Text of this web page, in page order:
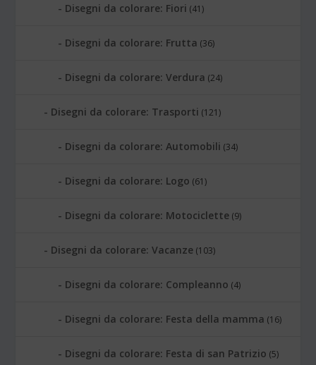
Disegni da colorare: Fiori (41)
Disegni da colorare: Frutta (36)
Disegni da colorare: Verdura (24)
Disegni da colorare: Trasporti (121)
Disegni da colorare: Automobili (34)
Disegni da colorare: Logo (61)
Disegni da colorare: Motociclette (9)
Disegni da colorare: Vacanze (103)
Disegni da colorare: Compleanno (4)
Disegni da colorare: Festa della mamma (16)
Disegni da colorare: Festa di san Patrizio (5)